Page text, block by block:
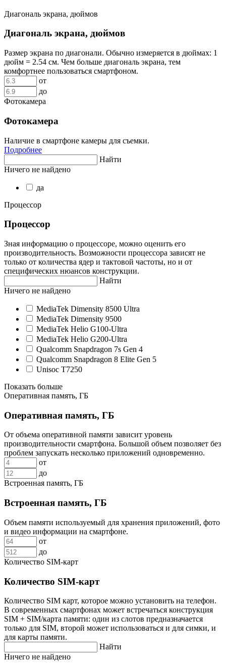
Диагональ экрана, дюймов
Диагональ экрана, дюймов
Размер экрана по диагонали. Обычно измеряется в дюймах: 1
дюйм = 2.54 см. Чем больше диагональ экрана, тем
комфортнее пользоваться смартфоном.
от
до
Фотокамера
Фотокамера
Наличие в смартфоне камеры для съемки.
Подробнее
Найти
Ничего не найдено
да
Процессор
Процессор
Зная информацию о процессоре, можно оценить его
производительность. Возможности процессора зависят не
только от количества ядер и тактовой частоты, но и от
специфических нюансов конструкции.
Найти
Ничего не найдено
MediaTek Dimensity 8500 Ultra
MediaTek Dimensity 9500
MediaTek Helio G100-Ultra
MediaTek Helio G200-Ultra
Qualcomm Snapdragon 7s Gen 4
Qualcomm Snapdragon 8 Elite Gen 5
Unisoc T7250
Показать больше
Оперативная память, ГБ
Оперативная память, ГБ
От объема оперативной памяти зависит уровень
производительности смартфона. Большой объем позволяет без
проблем запускать несколько приложений одновременно.
от
до
Встроенная память, ГБ
Встроенная память, ГБ
Объем памяти используемый для хранения приложений, фото
и видео информации на смартфоне.
от
до
Количество SIM-карт
Количество SIM-карт
Количество SIM карт, которое можно установить на телефон.
В современных смартфонах может встречаться конструкция
SIM + SIM/карта памяти: один из слотов предназначается
только для SIM, второй может использоваться и для симки, и
для карты памяти.
Найти
Ничего не найдено